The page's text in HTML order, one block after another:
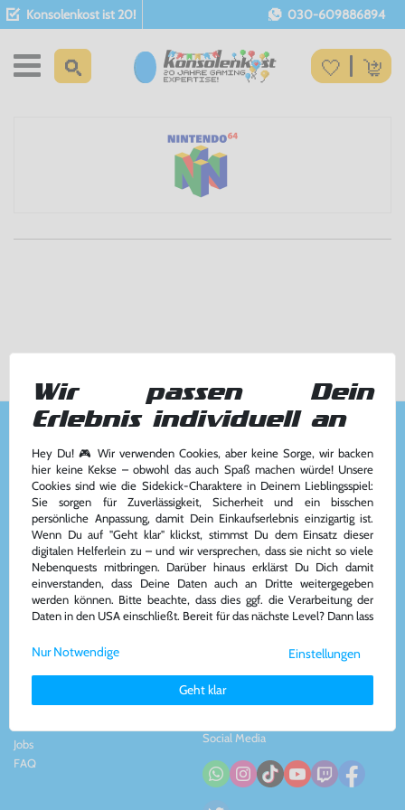
Konsolenkost ist 20! 030-609886894
Kundenservice
Kontakt&Team
AGB
Widerrufsrecht
Impressum
& Datenschutz
Zahlung und Versand
Vertrag widerrufen
Kontakt
Konsolenkost GmbH
Plauener Str. 163-165
13053 Berlin, DE
Tel: +49 30 - 609886894
Mail: info@konsolenkost.de
www.konsolenkost.de
Über das Unternehmen
Partnerprogramm
Jobs
FAQ
Social Media
Wir passen Dein
Erlebnis individuell an
Hey Du! 🎮 Wir verwenden Cookies, aber keine Sorge, wir backen
hier keine Kekse – obwohl das auch Spaß machen würde! Unsere
Cookies sind wie die Sidekick-Charaktere in Deinem Lieblingsspiel:
Sie sorgen für Zuverlässigkeit, Sicherheit und ein bisschen
persönliche Anpassung, damit Dein Einkaufserlebnis einzigartig ist.
Wenn Du auf "Geht klar" klickst, stimmst Du dem Einsatz dieser
digitalen Helferlein zu – und wir versprechen, dass sie nicht so viele
Nebenquests mitbringen. Darüber hinaus erklärst Du Dich damit
einverstanden, dass Deine Daten auch an Dritte weitergegeben
werden können. Bitte beachte, dass dies ggf. die Verarbeitung der
Daten in den USA einschließt. Bereit für das nächste Level? Dann lass
Weitere Informationen zu den von uns verwendeten Cookies und
Deinen Rechten als Nutzer findest Du in unsererDaten­schutz­
Impressum.
Einstellungen
Geht klar
Nur Notwendige